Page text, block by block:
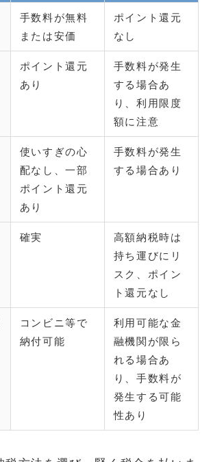
手数料が無料
または安価
ポイント還元
なし
ポイント還元
あり
手数料が発生
する場合あ
り、利用限度
額に注意
使いすぎの心
配なし、一部
ポイント還元
あり
手数料が発生
する場合あり
確実
高額納税時は
持ち運びにリ
スク、ポイン
ト還元なし
コンビニ等で
納付可能
利用可能な金
融機関が限ら
れる場合あ
り、手数料が
発生する可能
性あり